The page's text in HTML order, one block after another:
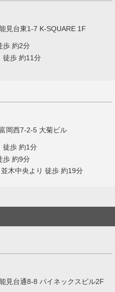
見台東1-7 K-SQUARE 1F
歩 約2分
徒歩 約11分
岡西7-2-5 大菊ビル
徒歩 約1分
歩 約9分
木中央より 徒歩 約19分
見台通8-8 パイネックスビル2F